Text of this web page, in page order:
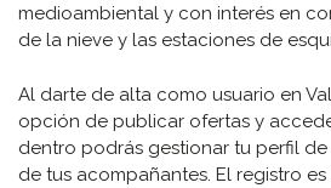
medioambiental y con interés en
de la nieve y las estaciones de
Al darte de alta como usuario en
opción de publicar ofertas y
dentro podrás gestionar tu perfil
de tus acompañantes. El registro